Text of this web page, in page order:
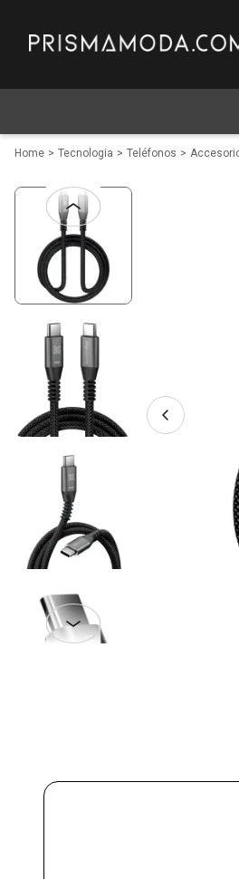
Tecnologia Teléfonos